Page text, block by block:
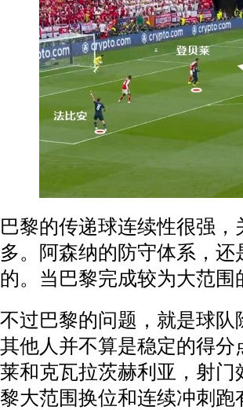
巴黎的传递球连续性很强
多。阿森纳的防守体系，
的。当巴黎完成较为大范
不过巴黎的问题，就是球
其他人并不算是稳定的得
莱和克瓦拉茨赫利亚，射
黎大范围换位和连续冲刺